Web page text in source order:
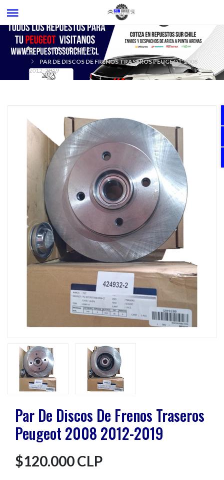
MERCADOLIBRE
PAR DE DISCOS DE FRENOS TRASEROS PEUGEOT 2008
2012-2019
Previous
Par De Discos De Frenos Traseros
Peugeot 2008 2012-2019
$120.000 CLP